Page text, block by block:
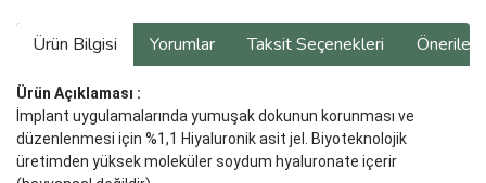
Ürün Bilgisi Yorumlar Taksit Seçenekleri
Ürün Açıklaması :
İmplant uygulamalarında yumuşak dokunun korunması ve
düzenlenmesi için %1,1 Hiyaluronik asit jel. Biyoteknolojik
üretimden yüksek moleküler soydum hyaluronate içerir